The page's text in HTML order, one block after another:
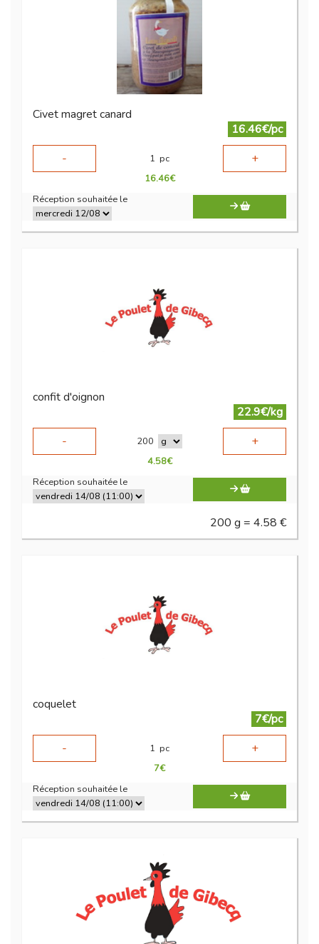
Civet magret canard
16.46€/pc
-
1 pc +
16.46€
Réception souhaitée le
confit d'oignon
22.9€/kg
-
200 +
4.58€
Réception souhaitée le
200 g = 4.58 €
coquelet
7€/pc
-
1 pc +
7€
Réception souhaitée le